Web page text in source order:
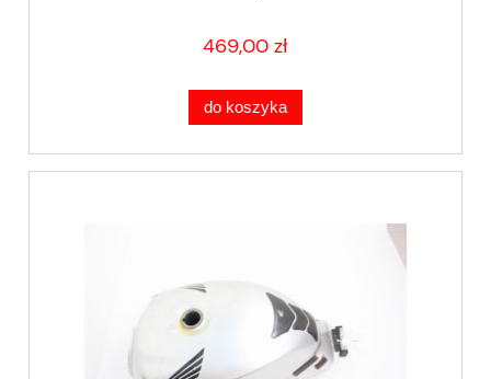
469,00 zł
do koszyka